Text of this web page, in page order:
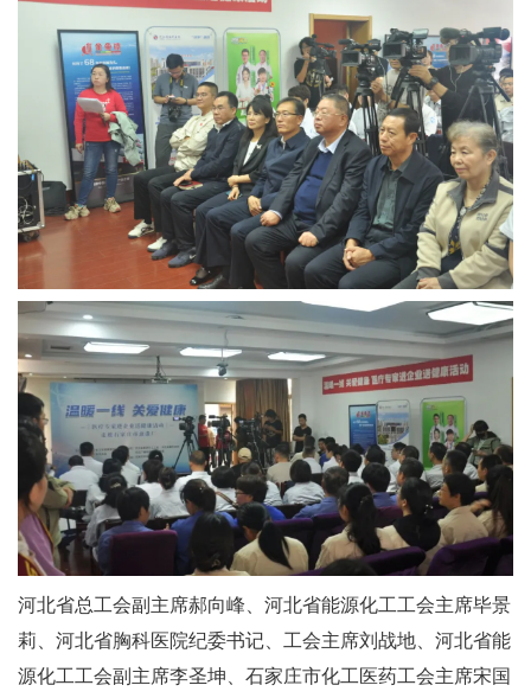
河北省总工会副主席郝向峰、河北省能源化工工会主席毕景
莉、河北省胸科医院纪委书记、工会主席刘战地、河北省能
源化工工会副主席李圣坤、石家庄市化工医药工会主席宋国